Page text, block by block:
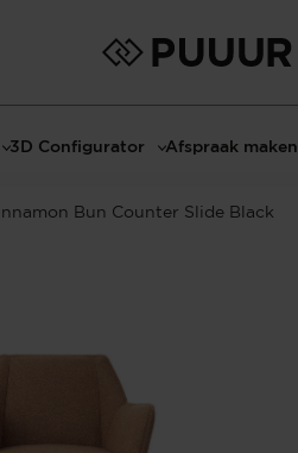
3D Configurator Afspraak maken
Bun Counter Slide Black